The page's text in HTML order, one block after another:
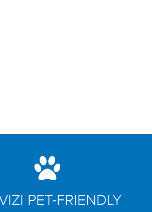
PET-FRIENDLY